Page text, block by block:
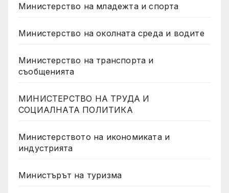
Министерство на младежта и спорта
Министерство на околната среда и водите
Министерство на транспорта и
съобщенията
МИНИСТЕРСТВО НА ТРУДА И
СОЦИАЛНАТА ПОЛИТИКА
Министерството на икономиката и
индустрията
Министърът на туризма